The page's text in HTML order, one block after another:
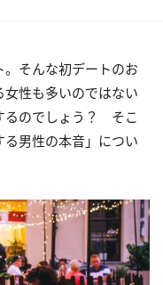
そんな初デートのお
性も多いのではない
るのでしょう？ そこ
男性の本音」につい